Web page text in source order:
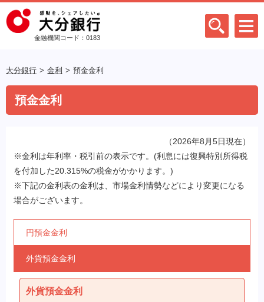
金融機関コード：0183
大分銀行 金利 預金金利
預金金利
（2026年8月5日現在）
※金利は年利率・税引前の表示です。(利息には復興特別所得税
を付加した20.315%の税金がかかります。)
※下記の金利表の金利は、市場金利情勢などにより変更になる
場合がございます。
円預金金利
外貨預金金利
外貨預金金利